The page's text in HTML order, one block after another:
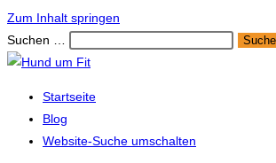
Zum Inhalt springen
Suchen …
Startseite
Blog
Website-Suche umschalten